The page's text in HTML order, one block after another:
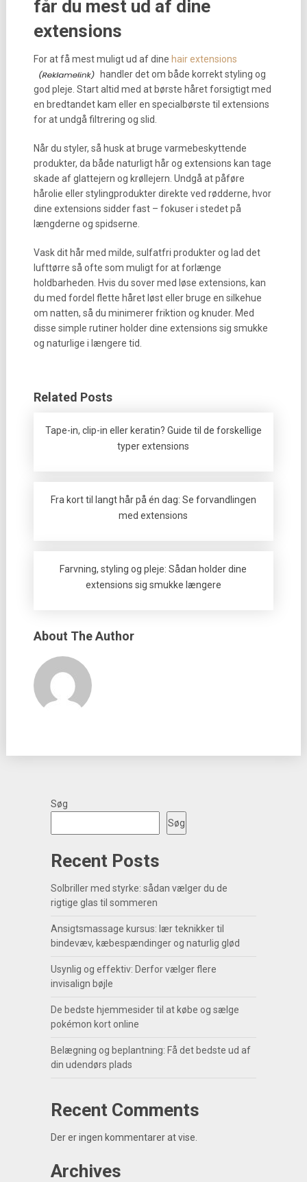
får du mest ud af dine
extensions
For at få mest muligt ud af dine hair extensions
handler det om både korrekt styling og
god pleje. Start altid med at børste håret forsigtigt med
en bredtandet kam eller en specialbørste til extensions
for at undgå filtrering og slid.
Når du styler, så husk at bruge varmebeskyttende
produkter, da både naturligt hår og extensions kan tage
skade af glattejern og krøllejern. Undgå at påføre
hårolie eller stylingprodukter direkte ved rødderne, hvor
dine extensions sidder fast – fokuser i stedet på
længderne og spidserne.
Vask dit hår med milde, sulfatfri produkter og lad det
lufttørre så ofte som muligt for at forlænge
holdbarheden. Hvis du sover med løse extensions, kan
du med fordel flette håret løst eller bruge en silkehue
om natten, så du minimerer friktion og knuder. Med
disse simple rutiner holder dine extensions sig smukke
og naturlige i længere tid.
Related Posts
Tape-in, clip-in eller keratin? Guide til de forskellige
typer extensions
Fra kort til langt hår på én dag: Se forvandlingen
med extensions
Farvning, styling og pleje: Sådan holder dine
extensions sig smukke længere
About The Author
Søg
Søg
Recent Posts
Solbriller med styrke: sådan vælger du de
rigtige glas til sommeren
Ansigtsmassage kursus: lær teknikker til
bindevæv, kæbespændinger og naturlig glød
Usynlig og effektiv: Derfor vælger flere
invisalign bøjle
De bedste hjemmesider til at købe og sælge
pokémon kort online
Belægning og beplantning: Få det bedste ud af
din udendørs plads
Recent Comments
Der er ingen kommentarer at vise.
Archives